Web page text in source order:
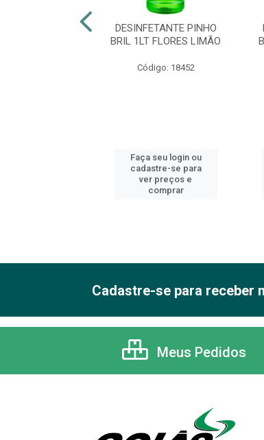
DESINFETANTE PINHO
BRIL 1LT FLORES LIMÃO
Código: 18452
Faça seu login ou
cadastre-se para
ver preços e
comprar
Cadastre-se para receber
Meus Pedidos